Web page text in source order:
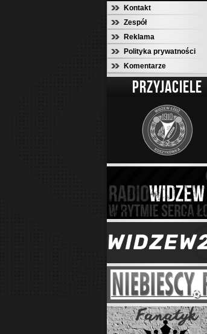
Kontakt
Zespół
Reklama
Polityka prywatności
Komentarze
PRZYJACIELE